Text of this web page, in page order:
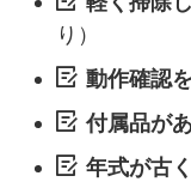
り）
動作確認
付属品が
年式が古